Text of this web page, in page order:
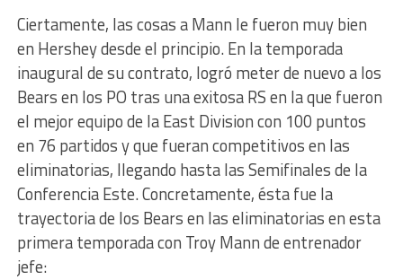
Ciertamente, las cosas a Mann le fueron muy bien
en Hershey desde el principio. En la temporada
inaugural de su contrato, logró meter de nuevo a los
Bears en los PO tras una exitosa RS en la que fueron
el mejor equipo de la East Division con 100 puntos
en 76 partidos y que fueran competitivos en las
eliminatorias, llegando hasta las Semifinales de la
Conferencia Este. Concretamente, ésta fue la
trayectoria de los Bears en las eliminatorias en esta
primera temporada con Troy Mann de entrenador
jefe: